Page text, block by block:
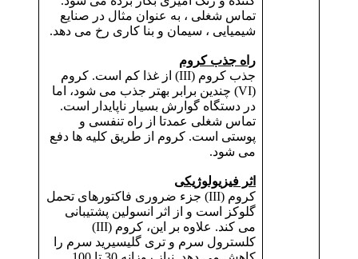
تماس شغلی ، به عنوان مثال در صنایع
شیمیایی ، سیمان و بنا کاری رخ می دهد.
راه جذب کروم
جذب کروم (III) از غذا کم است. کروم
(VI) چندین برابر بهتر جذب می شود، اما
در دستگاه گوارش بسیار ناپایدار است.
تماس شغلی عمدتا از راه تنفسی و
پوستی است. کروم از طریق کلیه ها دفع
می شود.
اثر فیزیولوژیکی
کروم (III) جزء ضروری فاکتورهای تحمل
گلوکز است و از اثر انسولین پشتیبانی
می کند. علاوه بر این، کروم (III)
کلسترول سرم و تری گلیسیرید سرم را